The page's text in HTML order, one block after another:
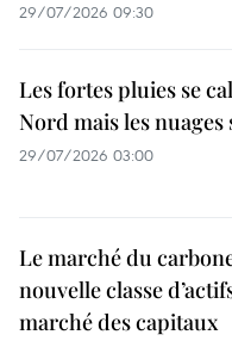
29/07/2026 09:30
Les fortes pluies se
Nord mais les
29/07/2026 03:00
Le marché du
nouvelle classe
marché des capitaux